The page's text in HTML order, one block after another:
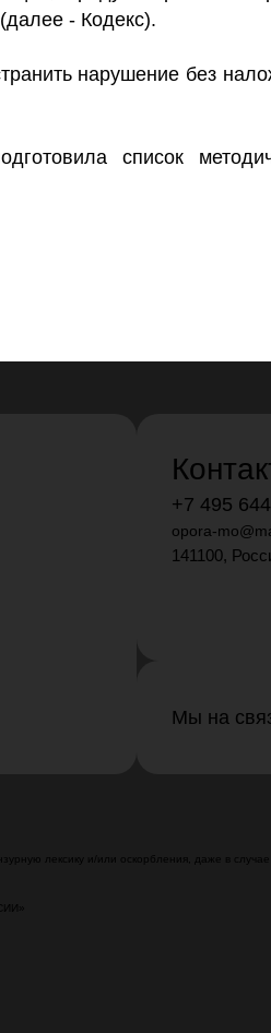
- Кодекс).
нарушение без
список
+7 495
opora-
141100,
Мы на
лексику и/или оскорбления, даже в